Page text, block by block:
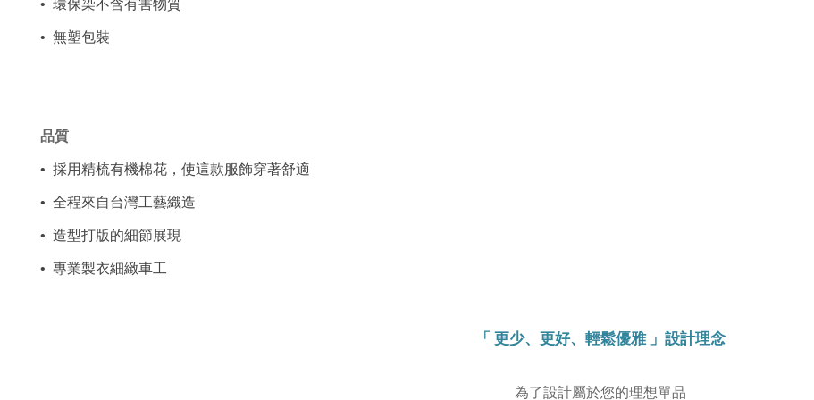
•  環保染不含有害物質
•  無塑包裝
品質
•  採用精梳有機棉花，使這款服飾穿著舒適
•  全程來自台灣工藝織造
•  造型打版的細節展現
•  專業製衣細緻車工
「 更少、更好、輕鬆優雅 」設計理念
為了設計屬於您的理想單品